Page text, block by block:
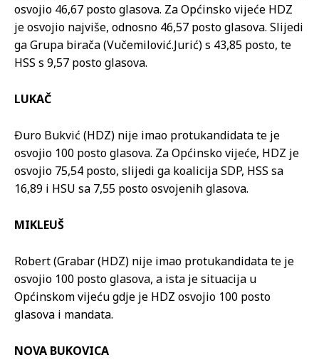
osvojio 46,67 posto glasova. Za Općinsko vijeće HDZ
je osvojio najviše, odnosno 46,57 posto glasova. Slijedi
ga Grupa birača (Vučemilović.Jurić) s 43,85 posto, te
HSS s 9,57 posto glasova.
LUKAČ
Đuro Bukvić (HDZ) nije imao protukandidata te je
osvojio 100 posto glasova. Za Općinsko vijeće, HDZ je
osvojio 75,54 posto, slijedi ga koalicija SDP, HSS sa
16,89 i HSU sa 7,55 posto osvojenih glasova.
MIKLEUŠ
Robert (Grabar (HDZ) nije imao protukandidata te je
osvojio 100 posto glasova, a ista je situacija u
Općinskom vijeću gdje je HDZ osvojio 100 posto
glasova i mandata.
NOVA BUKOVICA